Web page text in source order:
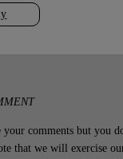
your comments but you
that we will exercise